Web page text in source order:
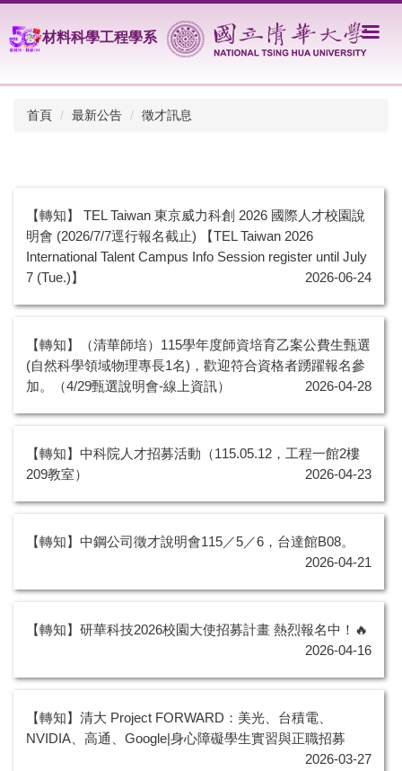
到
主
內
材料科學工程學系
首頁 最新公告 徵才訊息
【轉知】 TEL Taiwan 東京威力科創 2026 國際人才校園說
明會 (2026/7/7逕行報名截止) 【TEL Taiwan 2026
International Talent Campus Info Session register until July
7 (Tue.)】
2026-06-24
【轉知】（清華師培）115學年度師資培育乙案公費生甄選
(自然科學領域物理專長1名)，歡迎符合資格者踴躍報名參
加。（4/29甄選說明會-線上資訊）
2026-04-28
【轉知】中科院人才招募活動（115.05.12，工程一館2樓
209教室）
2026-04-23
【轉知】中鋼公司徵才說明會115／5／6，台達館B08。
2026-04-21
【轉知】研華科技2026校園大使招募計畫 熱烈報名中！🔥
2026-04-16
【轉知】清大 Project FORWARD：美光、台積電、
NVIDIA、高通、Google|身心障礙學生實習與正職招募
2026-03-27